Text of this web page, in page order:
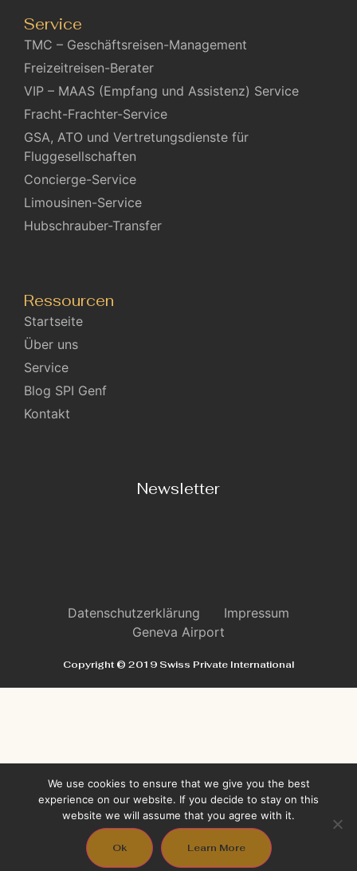
Service
TMC – Geschäftsreisen-Management
Freizeitreisen-Berater
VIP – MAAS (Empfang und Assistenz) Service
Fracht-Frachter-Service
GSA, ATO und Vertretungsdienste für
Fluggesellschaften
Concierge-Service
Limousinen-Service
Hubschrauber-Transfer
Ressourcen
Startseite
Über uns
Service
Blog SPI Genf
Kontakt
Newsletter
Copyright © 2019 Swiss Private International
Datenschutzerklärung
Impressum
Geneva Airport
We use cookies to ensure that we give you the best
experience on our website. If you decide to stay on this
website we will assume that you agree with it.
Ok Learn More